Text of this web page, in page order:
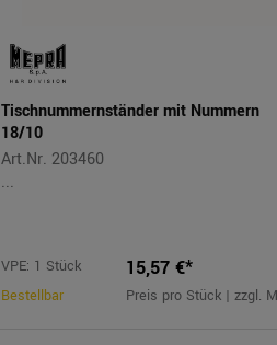
Tischnummernständer mit Nummern
18/10
Art.Nr. 203460
...
VPE: 1 Stück
Bestellbar
15,57 €*
Preis pro Stück | zzgl.